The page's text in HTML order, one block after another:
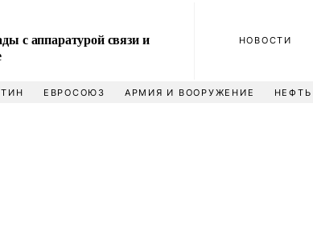
с аппаратурой связи и
НОВОСТИ
ЕВРОСОЮЗ АРМИЯ И ВООРУЖЕНИЕ